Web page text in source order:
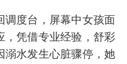
调度台，屏幕中女孩面
，凭借专业经验，舒彩
溺水发生心脏骤停，她